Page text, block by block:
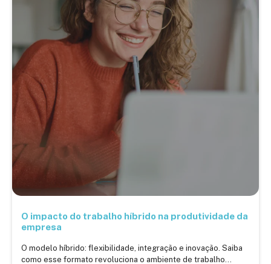
O impacto do trabalho híbrido na produtividade da
empresa
O modelo híbrido: flexibilidade, integração e inovação. Saiba
como esse formato revoluciona o ambiente de trabalho...